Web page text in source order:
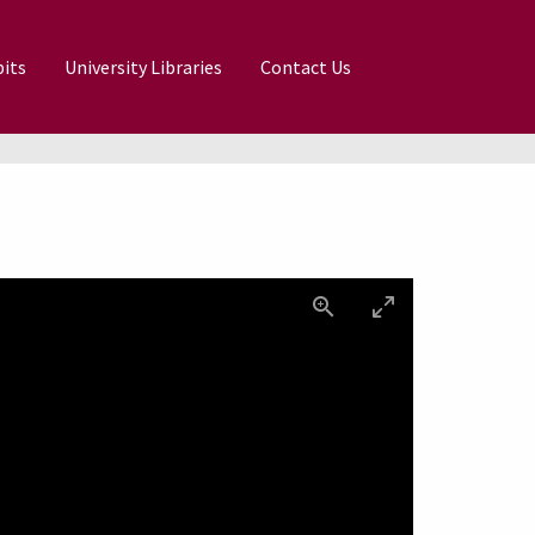
University Libraries Contact Us